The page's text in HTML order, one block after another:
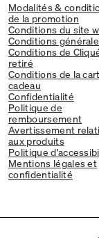
Modalités &
de la promotion
Conditions du site
Conditions
Conditions de
retiré
Conditions de la
cadeau
Confidentialité
Politique de
remboursement
Avertissement
aux produits
Politique
Mentions légales et
confidentialité